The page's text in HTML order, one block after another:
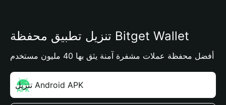
تنزيل تطبيق محفظة Bitget Wallet
أفضل محفظة عملات مشفرة آمنة يثق بها 40 مليون مستخدم
تنزيل Android APK